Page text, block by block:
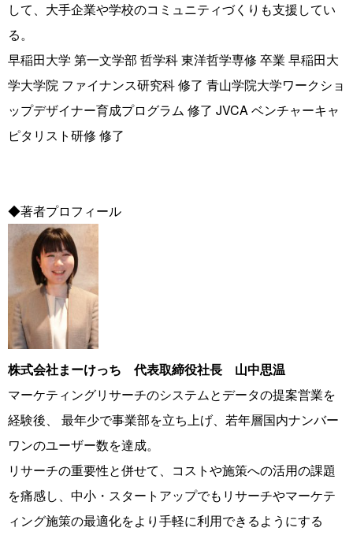
して、大手企業や学校のコミュニティづくりも支援してい
る。
早稲田大学 第一文学部 哲学科 東洋哲学専修 卒業 早稲田大
学大学院 ファイナンス研究科 修了 青山学院大学ワークショ
ップデザイナー育成プログラム 修了 JVCA ベンチャーキャ
ピタリスト研修 修了
◆著者プロフィール
株式会社まーけっち 代表取締役社長 山中思温
マーケティングリサーチのシステムとデータの提案営業を
経験後、 最年少で事業部を立ち上げ、若年層国内ナンバー
ワンのユーザー数を達成。
リサーチの重要性と併せて、コストや施策への活用の課題
を痛感し、中小・スタートアップでもリサーチやマーケテ
ィング施策の最適化をより手軽に利用できるようにする